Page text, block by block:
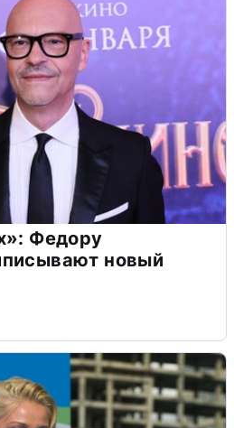
Федору
новый